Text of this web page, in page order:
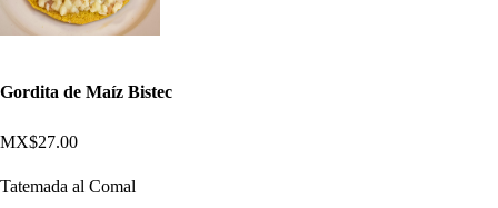
Gordita de Maíz Bistec
MX$27.00
Tatemada al Comal